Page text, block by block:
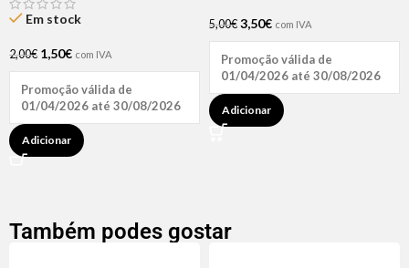
Em stock
2,00€ 1,50€ com IVA
Promoção válida de
01/04/2026 até 30/08/2026
Adicionar
5,00€ 3,50€ com IVA
Promoção válida de
01/04/2026 até 30/08/2026
Adicionar
Também podes gostar